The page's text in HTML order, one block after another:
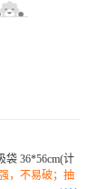
袋 36*56cm(计
，不易破；抽